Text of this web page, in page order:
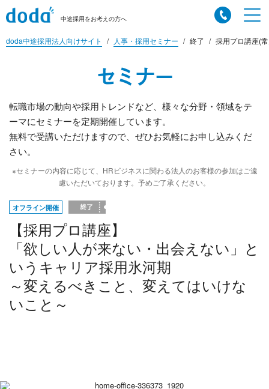
中途採用をお考えの方へ
doda中途採用法人向けサイト 人事・採用セミナー 終了 採用プロ講座(
セミナー
転職市場の動向や採用トレンドなど、様々な分野・領域をテ
ーマにセミナーを定期開催しています。
無料で受講いただけますので、ぜひお気軽にお申し込みくだ
さい。
※セミナーの内容に応じて、HRビジネスに関わる法人のお客様の参加はご遠
慮いただいております。予めご了承ください。
オフライン開催
【採用プロ講座】
「欲しい人が来ない・出会えない」と
いうキャリア採用氷河期
～変えるべきこと、変えてはいけな
いこと～